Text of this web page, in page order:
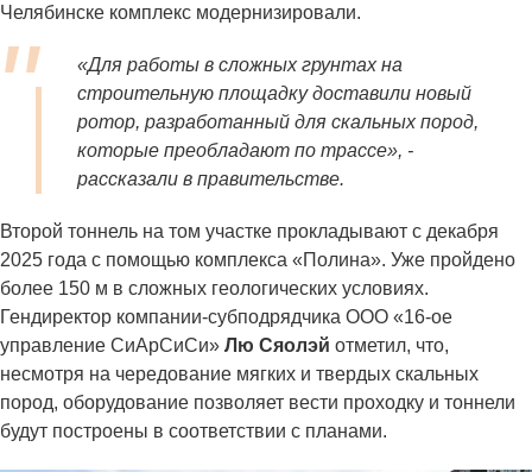
Челябинске комплекс модернизировали.
«Для работы в сложных грунтах на
строительную площадку доставили новый
ротор, разработанный для скальных пород,
которые преобладают по трассе», -
рассказали в правительстве.
Второй тоннель на том участке прокладывают с декабря
2025 года с помощью комплекса «Полина». Уже пройдено
более 150 м в сложных геологических условиях.
Гендиректор компании-субподрядчика ООО «16-ое
управление СиАрСиСи» Лю Сяолэй отметил, что,
несмотря на чередование мягких и твердых скальных
пород, оборудование позволяет вести проходку и тоннели
будут построены в соответствии с планами.